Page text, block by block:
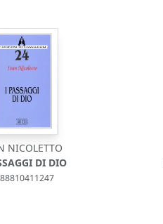
NICOLETTO
DI DIO